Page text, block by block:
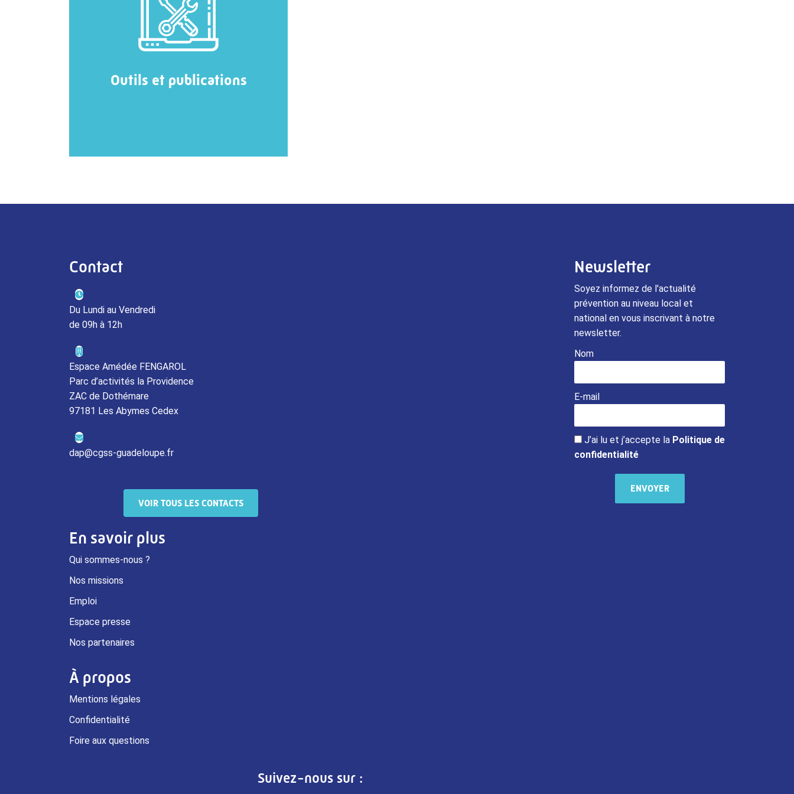
Outils et publications
Contact
Du Lundi au Vendredi
de 09h à 12h
Espace Amédée FENGAROL
Parc d’activités la Providence
ZAC de Dothémare
97181 Les Abymes Cedex
dap@cgss-guadeloupe.fr
VOIR TOUS LES CONTACTS
En savoir plus
Qui sommes-nous ?
Nos missions
Emploi
Espace presse
Nos partenaires
À propos
Mentions légales
Confidentialité
Foire aux questions
Suivez-nous sur :
Newsletter
Soyez informez de l'actualité
prévention au niveau local et
national en vous inscrivant à notre
newsletter.
Nom
E-mail
J’ai lu et j’accepte la Politique de
confidentialité